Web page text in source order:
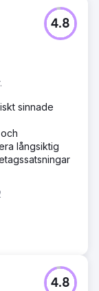
4.8
sinnade
långsiktig
4.8